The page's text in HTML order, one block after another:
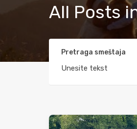
All Posts
Pretraga smeštaja